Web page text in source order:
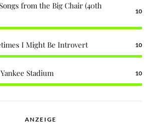
from the Big Chair (40th
10
I Might Be Introvert 10
Stadium 10
ANZEIGE